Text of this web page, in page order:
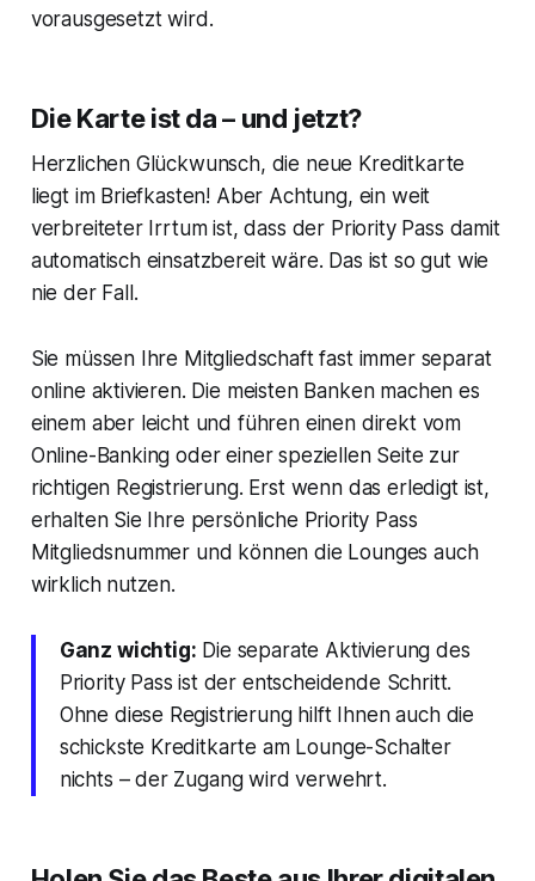
vorausgesetzt wird.
Die Karte ist da – und jetzt?
Herzlichen Glückwunsch, die neue Kreditkarte
liegt im Briefkasten! Aber Achtung, ein weit
verbreiteter Irrtum ist, dass der Priority Pass damit
automatisch einsatzbereit wäre. Das ist so gut wie
nie der Fall.
Sie müssen Ihre Mitgliedschaft fast immer separat
online aktivieren. Die meisten Banken machen es
einem aber leicht und führen einen direkt vom
Online-Banking oder einer speziellen Seite zur
richtigen Registrierung. Erst wenn das erledigt ist,
erhalten Sie Ihre persönliche Priority Pass
Mitgliedsnummer und können die Lounges auch
wirklich nutzen.
Ganz wichtig: Die separate Aktivierung des
Priority Pass ist der entscheidende Schritt.
Ohne diese Registrierung hilft Ihnen auch die
schickste Kreditkarte am Lounge-Schalter
nichts – der Zugang wird verwehrt.